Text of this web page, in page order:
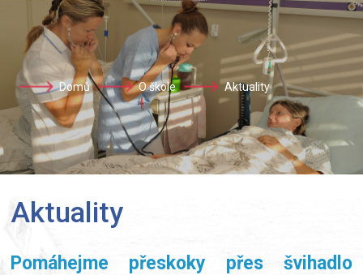
Domů O škole Aktuality
Aktuality
Pomáhejme přeskoky přes švihadlo